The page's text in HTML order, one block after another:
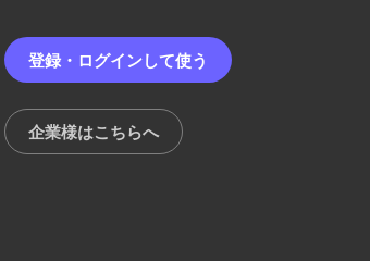
登録・ログインして使う
企業様はこちらへ